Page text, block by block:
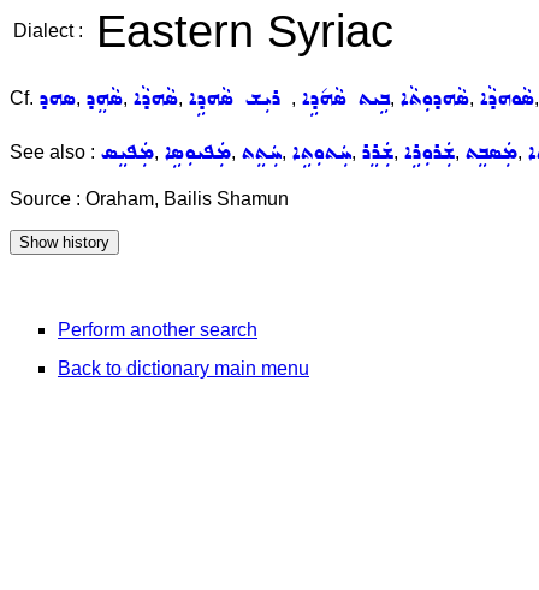
Dialect : Eastern Syriac
Cf. ܣܗܕ, ܣܵܗܸܕ, ܣܵܗܕܵܐ, , ܒܹܝܬ ܣܵܗ݇ܕܹܐ, ܣܵܗܕܘܼܬܵܐ, ܣܵܘܗܕܵܐ
See also : ܡܲܦܝܸܣ, ܡܲܦܝܘܼܣܹܐ, ܚܲܬܸܬ, ܚܲܬܘܼܬܹܐ, ܫܲܪܸܪ, ܫܲܪܘܼܪܹܐ, ܡܲܣܒܸܬ,
Source : Oraham, Bailis Shamun
Perform another search
Back to dictionary main menu